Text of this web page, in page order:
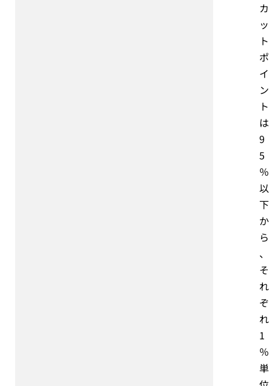
カ
ッ
ト
ポ
イ
ン
ト
は
9
5
％
以
下
か
ら
、
そ
れ
ぞ
れ
1
％
単